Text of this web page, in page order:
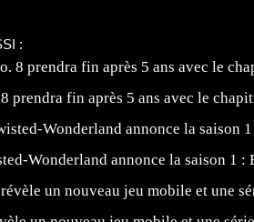
:
prendra fin après 5 ans avec le
Wonderland annonce la saison 1